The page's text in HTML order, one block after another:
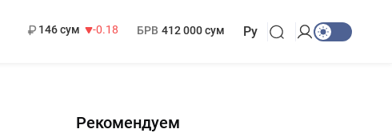
146 сум
-0.18
БРВ 412 000 сум Ру
Рекомендуем